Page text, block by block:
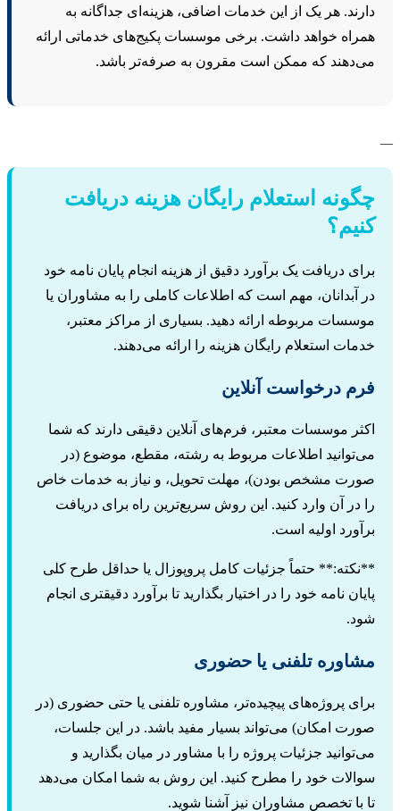
هر یک از این خدمات اضافی، هزینه‌ای جداگانه به
خواهد داشت. برخی موسسات پکیج‌های خدماتی ارائه
که ممکن است مقرون به صرفه‌تر باشد.
استعلام رایگان هزینه دریافت
دریافت یک برآورد دقیق از هزینه انجام پایان نامه خود
آبدانان، مهم است که اطلاعات کاملی را به مشاوران یا
مربوطه ارائه دهید. بسیاری از مراکز معتبر،
استعلام رایگان هزینه را ارائه می‌دهند.
درخواست آنلاین
موسسات معتبر، فرم‌های آنلاین دقیقی دارند که شما
اطلاعات مربوط به رشته، مقطع، موضوع (در
مشخص بودن)، مهلت تحویل، و نیاز به خدمات خاص
در آن وارد کنید. این روش سریع‌ترین راه برای دریافت
اولیه است.
حتماً جزئیات کامل پروپوزال یا حداقل طرح کلی
نامه خود را در اختیار بگذارید تا برآورد دقیقتری انجام
تلفنی یا حضوری
پروژه‌های پیچیده‌تر، مشاوره تلفنی یا حتی حضوری (در
امکان) می‌تواند بسیار مفید باشد. در این جلسات،
جزئیات پروژه را با مشاور در میان بگذارید و
خود را مطرح کنید. این روش به شما امکان می‌دهد
با تخصص مشاوران نیز آشنا شوید.